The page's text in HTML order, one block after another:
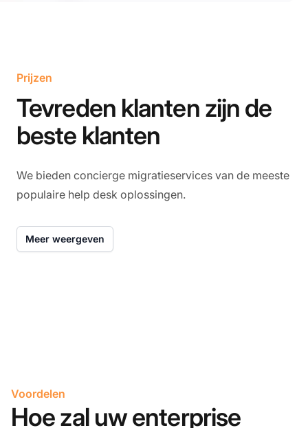
Prijzen
Tevreden klanten zijn de
beste klanten
We bieden concierge migratieservices van de meeste
populaire help desk oplossingen.
Meer weergeven
Voordelen
Hoe zal uw enterprise